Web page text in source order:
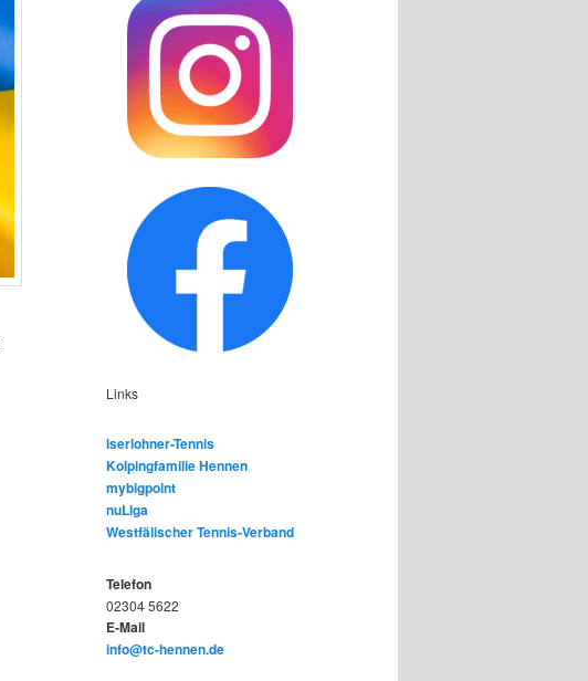
Links
Iserlohner-Tennis
Kolpingfamilie Hennen
mybigpoint
nuLiga
Westfälischer Tennis-Verband
Telefon
02304 5622
E-Mail
info@tc-hennen.de